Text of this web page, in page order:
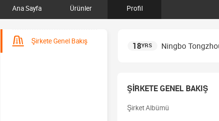
Ana Sayfa Ürünler Profil
Şirkete Genel Bakış 18YRS Ningbo
ŞİRKETE GENEL BAKIŞ
Şirket Albümü